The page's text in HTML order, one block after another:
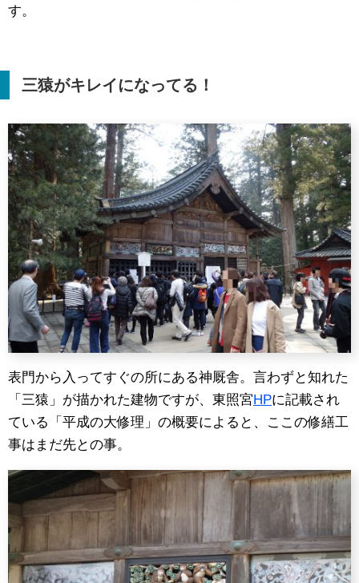
す。
三猿がキレイになってる！
表門から入ってすぐの所にある神厩舎。言わずと知れた
「三猿」が描かれた建物ですが、東照宮HPに記載され
ている「平成の大修理」の概要によると、ここの修繕工
事はまだ先との事。